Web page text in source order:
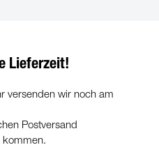
Lieferzeit!
versenden wir noch am
Postversand
kommen.